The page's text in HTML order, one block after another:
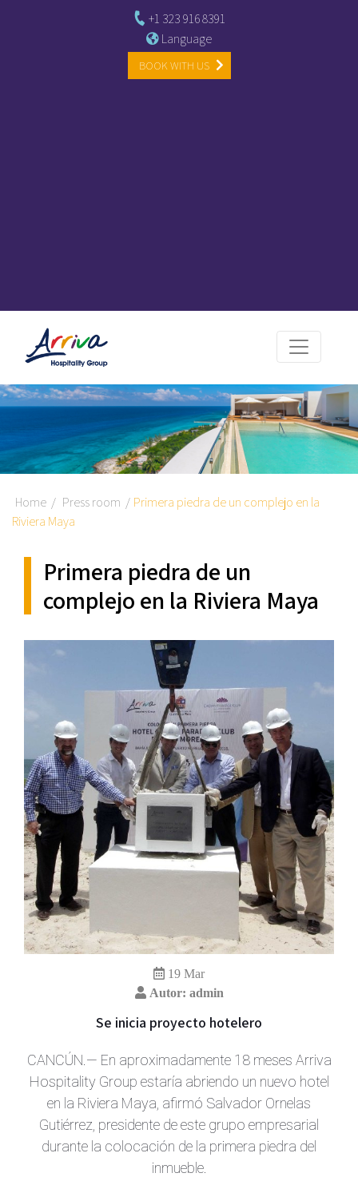
+1 323 916 8391
Language
BOOK WITH US
Home Press room
Primera piedra de un complejo en la
Riviera Maya
Primera piedra de un
complejo en la Riviera Maya
19 Mar
Autor: admin
Se inicia proyecto hotelero
CANCÚN.— En aproximadamente 18 meses Arriva
Hospitality Group estaría abriendo un nuevo hotel
en la Riviera Maya, afirmó Salvador Ornelas
Gutiérrez, presidente de este grupo empresarial
durante la colocación de la primera piedra del
inmueble.